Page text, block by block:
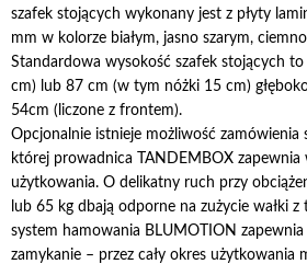
szafek stojących wykonany jest z płyty
mm w kolorze białym, jasno szarym,
Standardowa wysokość szafek stojących
cm) lub 87 cm (w tym nóżki 15 cm)
54cm (liczone z frontem).
Opcjonalnie istnieje możliwość zamówienia
której prowadnica TANDEMBOX
użytkowania. O delikatny ruch przy
lub 65 kg dbają odporne na zużycie wałki
system hamowania BLUMOTION
zamykanie – przez cały okres użytkowania